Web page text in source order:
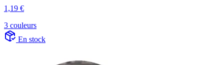
1,19 €
3 couleurs
En stock